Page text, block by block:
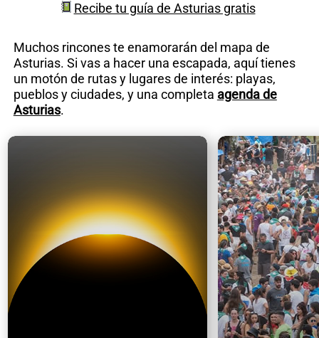
Recibe tu guía de Asturias gratis
Muchos rincones te enamorarán del mapa de
Asturias. Si vas a hacer una escapada, aquí tienes
un motón de rutas y lugares de interés: playas,
pueblos y ciudades, y una completa agenda de
Asturias.